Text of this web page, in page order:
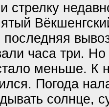
стрелку
последняя
часа три.
меньше. К
Погода
солнце,